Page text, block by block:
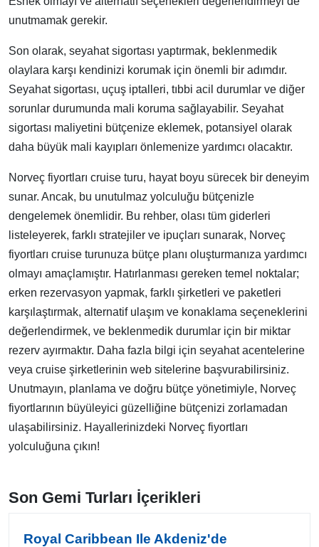
unutmamak gerekir.
Son olarak, seyahat sigortası yaptırmak, beklenmedik
olaylara karşı kendinizi korumak için önemli bir adımdır.
Seyahat sigortası, uçuş iptalleri, tıbbi acil durumlar ve diğer
sorunlar durumunda mali koruma sağlayabilir. Seyahat
sigortası maliyetini bütçenize eklemek, potansiyel olarak
daha büyük mali kayıpları önlemenize yardımcı olacaktır.
Norveç fiyortları cruise turu, hayat boyu sürecek bir deneyim
sunar. Ancak, bu unutulmaz yolculuğu bütçenizle
dengelemek önemlidir. Bu rehber, olası tüm giderleri
listeleyerek, farklı stratejiler ve ipuçları sunarak, Norveç
fiyortları cruise turunuza bütçe planı oluşturmanıza yardımcı
olmayı amaçlamıştır. Hatırlanması gereken temel noktalar;
erken rezervasyon yapmak, farklı şirketleri ve paketleri
karşılaştırmak, alternatif ulaşım ve konaklama seçeneklerini
değerlendirmek, ve beklenmedik durumlar için bir miktar
rezerv ayırmaktır. Daha fazla bilgi için seyahat acentelerine
veya cruise şirketlerinin web sitelerine başvurabilirsiniz.
Unutmayın, planlama ve doğru bütçe yönetimiyle, Norveç
fiyortlarının büyüleyici güzelliğine bütçenizi zorlamadan
ulaşabilirsiniz. Hayallerinizdeki Norveç fiyortları
yolculuğuna çıkın!
Son Gemi Turları İçerikleri
Royal Caribbean Ile Akdeniz'de